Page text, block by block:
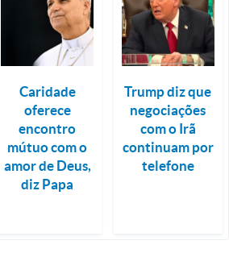
Caridade
oferece
encontro
mútuo com o
amor de Deus,
diz Papa
Trump diz que
negociações
com o Irã
continuam por
telefone